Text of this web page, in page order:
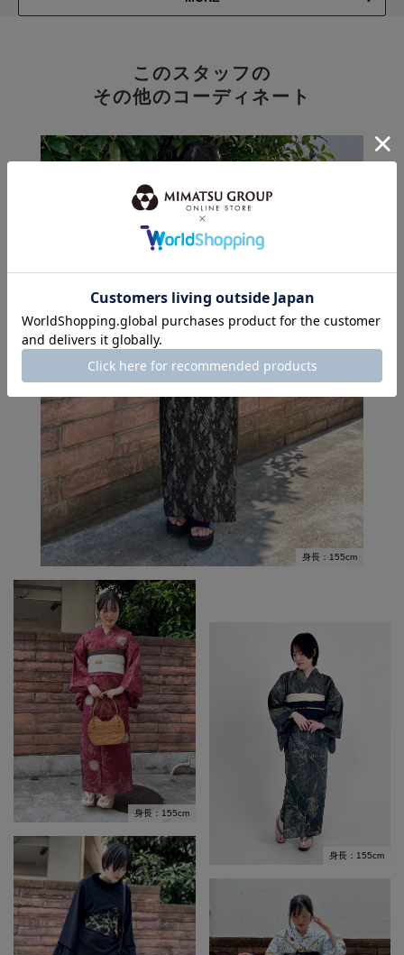
このスタッフの
その他のコーディネート
身長：155cm
身長：155cm
身長：155cm